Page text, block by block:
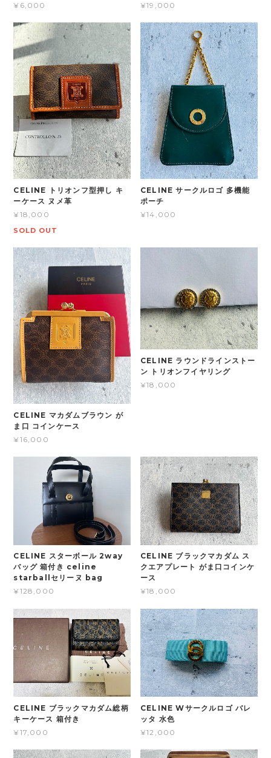
¥6,000
¥19,000
CELINE トリオンフ型押し キ
ーケース ヌメ革
¥18,000
SOLD OUT
CELINE サークルロゴ 多機能
ポーチ
¥14,000
CELINE マカダムブラウン が
ま口 コインケース
¥16,000
CELINE ラウンドラインストー
ン トリオンフイヤリング
¥18,000
CELINE スターボール 2way
バッグ 箱付き celine
starballセリーヌ bag
¥128,000
CELINE ブラックマカダム ス
クエアプレート がま口コインケ
ース
¥18,000
CELINE ブラックマカダム総柄
キーケース 箱付き
¥17,000
CELINE Wサークルロゴ バレ
ッタ 水色
¥12,000